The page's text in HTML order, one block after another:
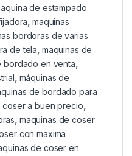
de estampado
maquinas
bordoras de varias
de tela maquinas de
bordado en venta
máquinas de
de bordado para
coser a buen precio
maquinas de coser
con maxima
de coser en